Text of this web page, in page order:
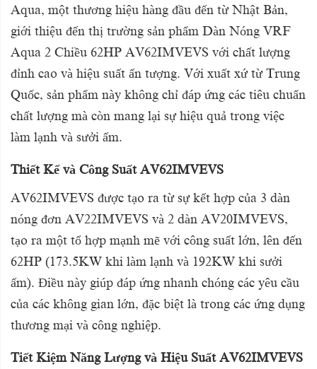
Aqua, một thương hiệu hàng đầu đến từ Nhật Bản,
giới thiệu đến thị trường sản phẩm Dàn Nóng VRF
Aqua 2 Chiều 62HP AV62IMVEVS với chất lượng
đỉnh cao và hiệu suất ấn tượng. Với xuất xứ từ Trung
Quốc, sản phẩm này không chỉ đáp ứng các tiêu chuẩn
chất lượng mà còn mang lại sự hiệu quả trong việc
làm lạnh và sưởi ấm.
Thiết Kế và Công Suất AV62IMVEVS
AV62IMVEVS được tạo ra từ sự kết hợp của 3 dàn
nóng đơn AV22IMVEVS và 2 dàn AV20IMVEVS,
tạo ra một tổ hợp mạnh mẽ với công suất lớn, lên đến
62HP (173.5KW khi làm lạnh và 192KW khi sưởi
ấm). Điều này giúp đáp ứng nhanh chóng các yêu cầu
của các không gian lớn, đặc biệt là trong các ứng dụng
thương mại và công nghiệp.
Tiết Kiệm Năng Lượng và Hiệu Suất AV62IMVEVS